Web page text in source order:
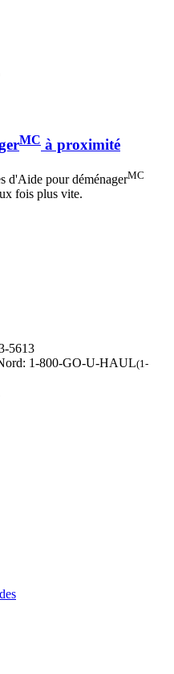
MC à proximité
d'Aide pour déménagerMC
fois plus vite.
5613
1-800-GO-U-HAUL(1-